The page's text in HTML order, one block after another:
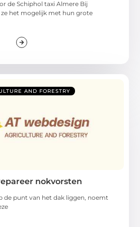
de Schiphol taxi Almere Bij
ze het mogelijk met hun grote
AND FORESTRY
nokvorsten
de punt van het dak liggen, noemt